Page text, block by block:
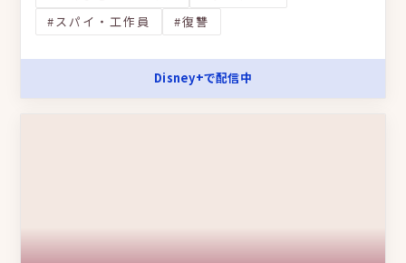
#スパイ・工作員
#復讐
Disney+で配信中